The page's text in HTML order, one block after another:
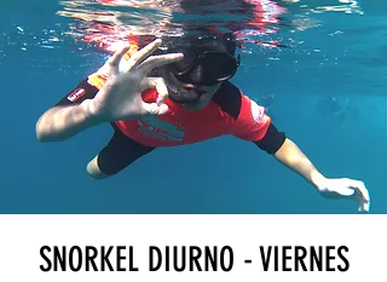
SNORKEL DIURNO - VIERNES